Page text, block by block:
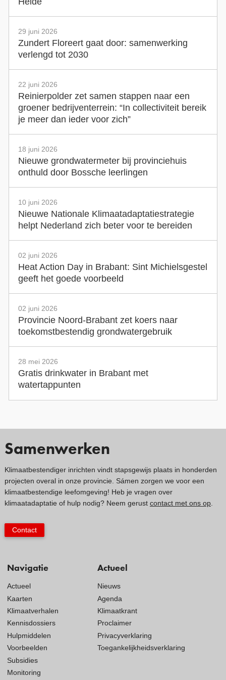
29 juni 2026
Zundert Floreert gaat door: samenwerking
verlengd tot 2030
22 juni 2026
Reinierpolder zet samen stappen naar een
groener bedrijventerrein: “In collectiviteit bereik
je meer dan ieder voor zich”
18 juni 2026
Nieuwe grondwatermeter bij provinciehuis
onthuld door Bossche leerlingen
10 juni 2026
Nieuwe Nationale Klimaatadaptatiestrategie
helpt Nederland zich beter voor te bereiden
02 juni 2026
Heat Action Day in Brabant: Sint Michielsgestel
geeft het goede voorbeeld
02 juni 2026
Provincie Noord-Brabant zet koers naar
toekomstbestendig grondwatergebruik
28 mei 2026
Gratis drinkwater in Brabant met
watertappunten
Navigatie
Actueel
Kaarten
Klimaatverhalen
Kennisdossiers
Hulpmiddelen
Voorbeelden
Subsidies
Monitoring
Actueel
Nieuws
Agenda
Klimaatkrant
Proclaimer
Privacyverklaring
Toegankelijkheidsverklaring
Samenwerken
Klimaatbestendiger inrichten vindt stapsgewijs plaats in honderden
projecten overal in onze provincie. Sámen zorgen we voor een
klimaatbestendige leefomgeving! Heb je vragen over
klimaatadaptatie of hulp nodig? Neem gerust contact met ons op.
Contact